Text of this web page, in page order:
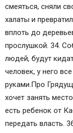
смеяться, сняли
халаты и
вплоть до
прослушкой. 34.
людей, будут
человек, у него
руками.Про
хочет занять
есть ребенок от
передать власть.